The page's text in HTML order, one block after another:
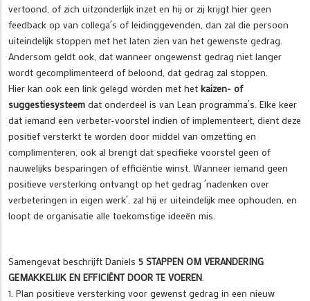
vertoond, of zich uitzonderlijk inzet en hij or zij krijgt hier geen
feedback op van collega´s of leidinggevenden, dan zal die persoon
uiteindelijk stoppen met het laten zien van het gewenste gedrag.
Andersom geldt ook, dat wanneer ongewenst gedrag niet langer
wordt gecomplimenteerd of beloond, dat gedrag zal stoppen.
Hier kan ook een link gelegd worden met het kaizen- of
suggestiesysteem dat onderdeel is van Lean programma´s. Elke keer
dat iemand een verbeter-voorstel indien of implementeert, dient deze
positief versterkt te worden door middel van omzetting en
complimenteren, ook al brengt dat specifieke voorstel geen of
nauwelijks besparingen of efficiëntie winst. Wanneer iemand geen
positieve versterking ontvangt op het gedrag ´nadenken over
verbeteringen in eigen werk´, zal hij er uiteindelijk mee ophouden, en
loopt de organisatie alle toekomstige ideeën mis.
Samengevat beschrijft Daniels 5 STAPPEN OM VERANDERING
GEMAKKELIJK EN EFFICIËNT DOOR TE VOEREN
1. Plan positieve versterking voor gewenst gedrag in een nieuw